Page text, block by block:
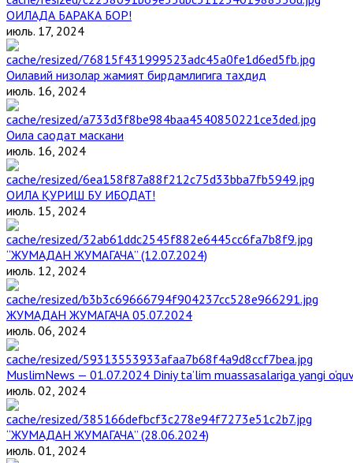
ОИЛАДА БАРАКА БОР!
июль. 17, 2024
Оилавий низолар жамият бирдамлигига таҳдид
июль. 16, 2024
Оила саодат маскани
июль. 16, 2024
ОИЛА ҚУРИШ БУ ИБОДАТ!
июль. 15, 2024
“ЖУМАДАН ЖУМАГАЧА” (12.07.2024)
июль. 12, 2024
ЖУМАДАН ЖУМАГАЧА 05.07.2024
июль. 06, 2024
MuslimNews — 01.07.2024 Diniy ta’lim muassasalariga yangi
июль. 02, 2024
“ЖУМАДАН ЖУМАГАЧА” (28.06.2024)
июль. 01, 2024